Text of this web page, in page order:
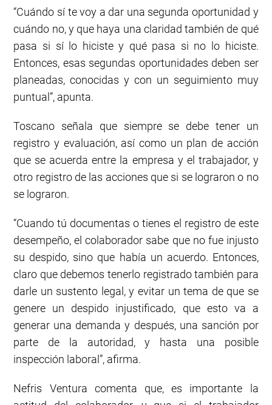
“Cuándo sí te voy a dar una segunda oportunidad y
cuándo no, y que haya una claridad también de qué
pasa si sí lo hiciste y qué pasa si no lo hiciste.
Entonces, esas segundas oportunidades deben ser
planeadas, conocidas y con un seguimiento muy
puntual”, apunta.
Toscano señala que siempre se debe tener un
registro y evaluación, así como un plan de acción
que se acuerda entre la empresa y el trabajador, y
otro registro de las acciones que si se lograron o no
se lograron.
“Cuando tú documentas o tienes el registro de este
desempeño, el colaborador sabe que no fue injusto
su despido, sino que había un acuerdo. Entonces,
claro que debemos tenerlo registrado también para
darle un sustento legal, y evitar un tema de que se
genere un despido injustificado, que esto va a
generar una demanda y después, una sanción por
parte de la autoridad, y hasta una posible
inspección laboral”, afirma.
Nefris Ventura comenta que, es importante la